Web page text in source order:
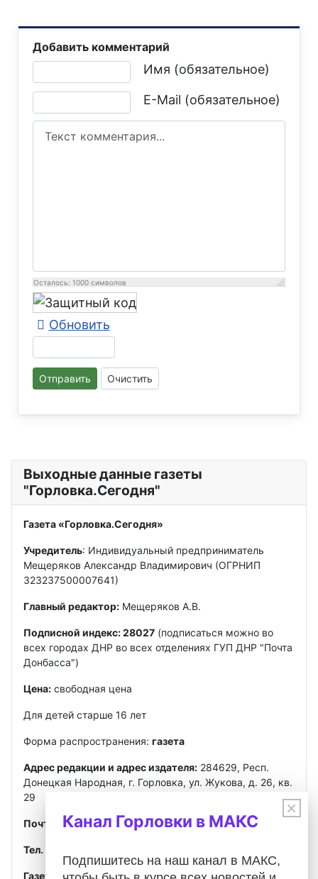
Добавить комментарий
Имя (обязательное)
E-Mail (обязательное)
Текст комментария
Осталось: 1000 символов
Обновить
Отправить Очистить
Выходные данные газеты
"Горловка.Сегодня"
Газета «Горловка.Сегодня»
Учредитель: Индивидуальный предприниматель
Мещеряков Александр Владимирович (ОГРНИП
323237500007641)
Главный редактор: Мещеряков А.В.
Подписной индекс: 28027 (подписаться можно во
всех городах ДНР во всех отделениях ГУП ДНР "Почта
Донбасса")
Цена: свободная цена
Для детей старше 16 лет
Форма распространения: газета
Адрес редакции и адрес издателя: 284629, Респ.
Донецкая Народная, г. Горловка, ул. Жукова, д. 26, кв.
29
Почта gorlovkasegodnya@ya.ru
Тел. ред.:
Газета зарегистрированаФедеральной службой по
×
Канал Горловки в МАКС
Подпишитесь на наш канал в МАКС,